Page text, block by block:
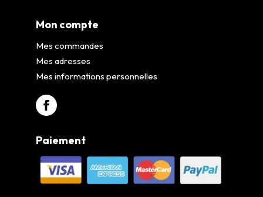
Mon compte
Mes commandes
Mes adresses
Mes informations personnelles
Paiement